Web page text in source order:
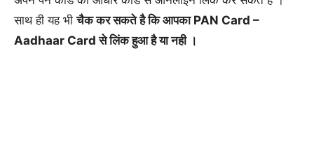
साथ ही यह भीचैक कर सकते है कि आपका PAN Card –
Aadhaar Card से लिंक हुआ है या नही ।